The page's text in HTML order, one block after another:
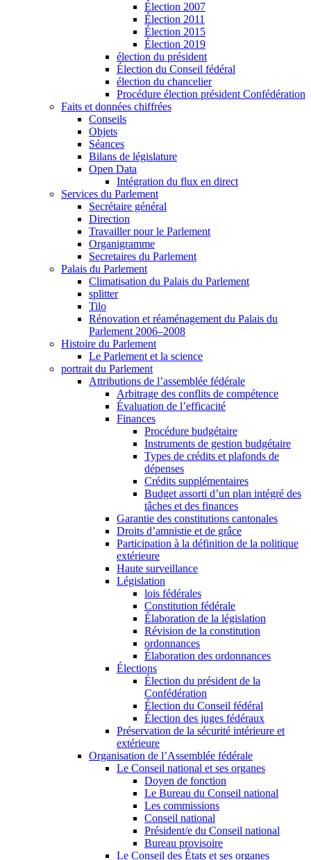
Élection 2007
Élection 2011
Élection 2015
Élection 2019
élection du président
Élection du Conseil fédéral
élection du chancelier
Procédure élection président Confédération
Faits et données chiffrées
Conseils
Objets
Séances
Bilans de législature
Open Data
Intégration du flux en direct
Services du Parlement
Secrétaire général
Direction
Travailler pour le Parlement
Organigramme
Secretaires du Parlement
Palais du Parlement
Climatisation du Palais du Parlement
splitter
Tilo
Rénovation et réaménagement du Palais du
Parlement 2006–2008
Histoire du Parlement
Le Parlement et la science
portrait du Parlement
Attributions de l’assemblée fédérale
Arbitrage des conflits de compétence
Évaluation de l’efficacité
Finances
Procédure budgétaire
Instruments de gestion budgétaire
Types de crédits et plafonds de
dépenses
Crédits supplémentaires
Budget assorti d’un plan intégré des
tâches et des finances
Garantie des constitutions cantonales
Droits d’amnistie et de grâce
Participation à la définition de la politique
extérieure
Haute surveillance
Législation
lois fédérales
Constitution fédérale
Élaboration de la législation
Révision de la constitution
ordonnances
Élaboration des ordonnances
Élections
Élection du président de la
Confédération
Élection du Conseil fédéral
Élection des juges fédéraux
Préservation de la sécurité intérieure et
extérieure
Organisation de l’Assemblée fédérale
Le Conseil national et ses organes
Doyen de fonction
Le Bureau du Conseil national
Les commissions
Conseil national
Président/e du Conseil national
Bureau provisoire
Le Conseil des États et ses organes